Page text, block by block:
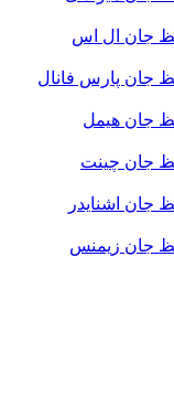
جان ال اس
جان پارس فانال
جان هیمل
جان چینت
جان اشنایدر
جان زیمنس